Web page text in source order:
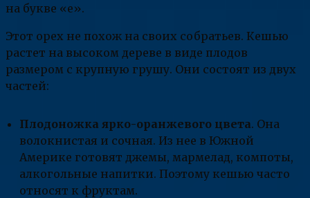
на букве «е».
Этот орех не похож на своих собратьев. Кешью
растет на высоком дереве в виде плодов
размером с крупную грушу. Они состоят из двух
частей:
Плодоножка ярко-оранжевого цвета. Она
волокнистая и сочная. Из нее в Южной
Америке готовят джемы, мармелад, компоты,
алкогольные напитки. Поэтому кешью часто
относят к фруктам.